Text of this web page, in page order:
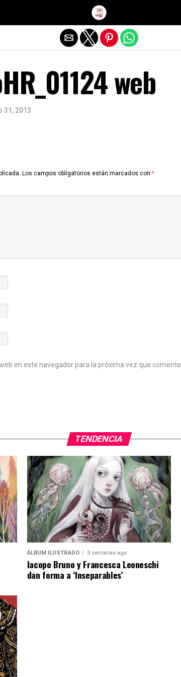
web
31, 2013
Los campos obligatorios están marcados con *
en este navegador para la próxima vez que comente.
TENDENCIA
ÁLBUM ILUSTRADO 3 semanas ago
Iacopo Bruno y Francesca Leoneschi
dan forma a ‘Inseparables’
Salir de la versión móvil